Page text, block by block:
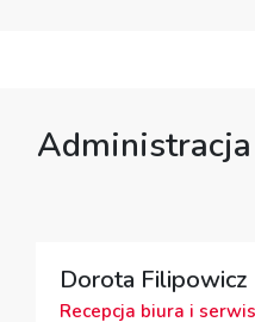
Administracja
Dorota Filipowicz
Recepcja biura i